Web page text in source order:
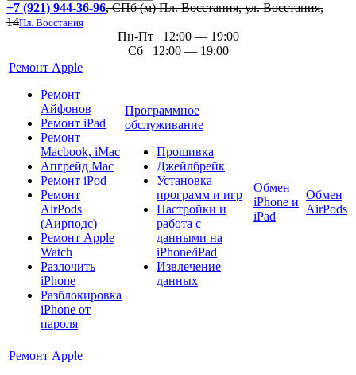
+7 (921) 944-36-96, СПб (м) Пл. Восстания, ул. Восстания,
14Пл. Восстания
Пн-Пт 12:00 — 19:00
Сб 12:00 — 19:00
Ремонт Apple
Ремонт
Айфонов
Ремонт iPad
Ремонт
Macbook, iMac
Апгрейд Mac
Ремонт iPod
Ремонт
AirPods
(Аирподс)
Ремонт Apple
Watch
Разлочить
iPhone
Разблокировка
iPhone от
пароля
Программное
обслуживание
Прошивка
Джейлбрейк
Установка
программ и игр
Настройки и
работа с
данными на
iPhone/iPad
Извлечение
данных
Обмен
iPhone и
iPad
Обмен
AirPods
Ремонт Apple